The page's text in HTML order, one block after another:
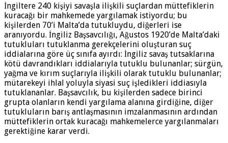
İngiltere 240 kişiyi savaşla ilişkili suçlardan müttefiklerin
kuracağı bir mahkemede yargılamak istiyordu; bu
kişilerden 70’i Malta’da tutukluydu, diğerleri ise
aranıyordu. İngiliz Başsavcılığı, Ağustos 1920’de Malta’daki
tutukluları tutuklanma gerekçelerini oluşturan suç
iddialarına göre üç sınıfa ayırdı: İngiliz savaş tutsaklarına
kötü davrandıkları iddialarıyla tutuklu bulunanlar; sürgün,
yağma ve kırım suçlarıyla ilişkili olarak tutuklu bulunanlar;
mütarekeyi ihlal yoluyla siyasi suç işledikleri iddiasıyla
tutuklananlar. Başsavcılık, bu kişilerden sadece birinci
grupta olanların kendi yargılama alanına girdiğine, diğer
tutukluların barış antlaşmasının imzalanmasının ardından
müttefiklerin ortak kuracağı mahkemelerce yargılanmaları
gerektiğine karar verdi.